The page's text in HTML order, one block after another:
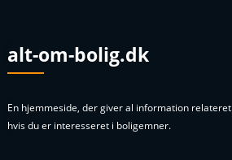
alt-om-bolig.dk
En hjemmeside, der giver al information
hvis du er interesseret i boligemner.